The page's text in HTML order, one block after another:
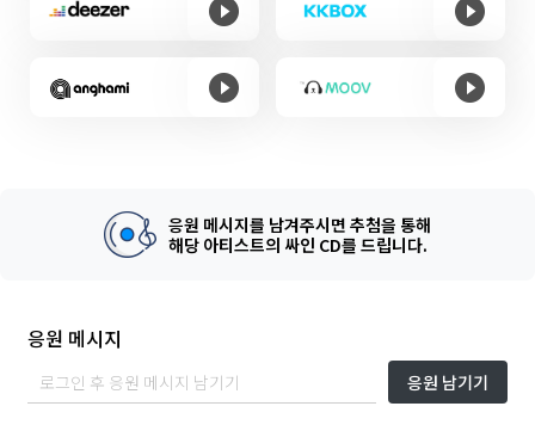
응원 메시지를 남겨주시면 추첨을 통해
해당 아티스트의 싸인 CD를 드립니다.
응원 메시지
응원 남기기